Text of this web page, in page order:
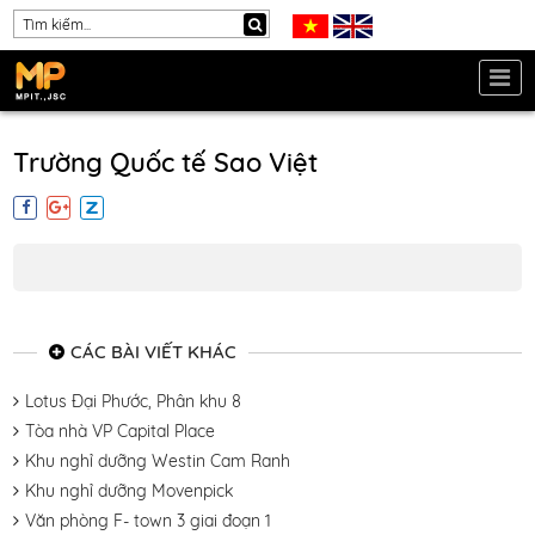
Trường Quốc tế Sao Việt
CÁC BÀI VIẾT KHÁC
Lotus Đại Phước, Phân khu 8
Tòa nhà VP Capital Place
Khu nghỉ dưỡng Westin Cam Ranh
Khu nghỉ dưỡng Movenpick
Văn phòng F- town 3 giai đoạn 1